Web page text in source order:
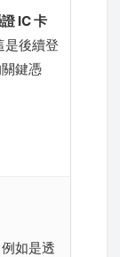
IC 卡
是後續登
鍵憑
如是透